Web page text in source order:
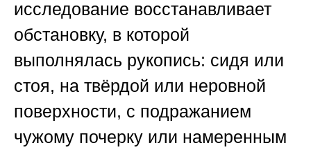
исследование восстанавливает
обстановку, в которой
выполнялась рукопись: сидя или
стоя, на твёрдой или неровной
поверхности, с подражанием
чужому почерку или намеренным